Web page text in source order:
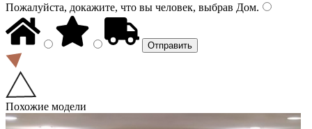
Пожалуйста, докажите, что вы человек, выбрав Дом.
Похожие модели